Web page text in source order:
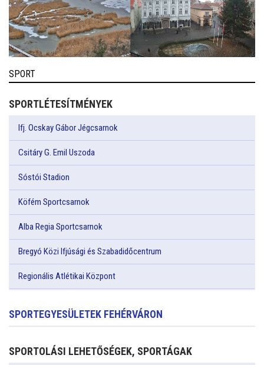
SPORT
SPORTLÉTESÍTMÉNYEK
Ifj. Ocskay Gábor Jégcsarnok
Csitáry G. Emil Uszoda
Sóstói Stadion
Köfém Sportcsarnok
Alba Regia Sportcsarnok
Bregyó Közi Ifjúsági és Szabadidőcentrum
Regionális Atlétikai Központ
SPORTEGYESÜLETEK FEHÉRVÁRON
SPORTOLÁSI LEHETŐSÉGEK, SPORTÁGAK